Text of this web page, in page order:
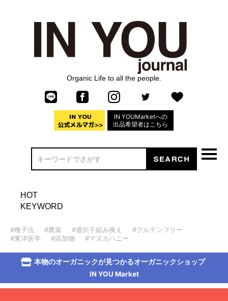
Organic Life to all the people.
IN YOUMarketへの
出品希望者はこちら
HOT
KEYWORD
#種子法 #農薬 #遺伝子組み換え
#グルテンフリー
#東洋医学
#添加物 #マヌカハニー
本物のオーガニックが見つかるオーガニックショップ
IN YOU Market